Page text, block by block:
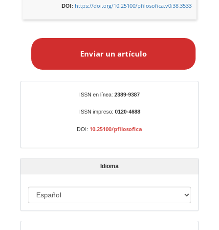
DOI: https://doi.org/10.25100/pfilosofica.v0i38.3533
a
t
í
o
Enviar un artículo
ISSN en línea: 2389-9387
ISSN impreso: 0120-4688
DOI: 10.25100/pfilosofica
Idioma
d